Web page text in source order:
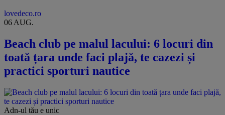
lovedeco.ro
06 AUG.
Beach club pe malul lacului: 6 locuri din
toată țara unde faci plajă, te cazezi și
practici sporturi nautice
Adn-ul tău e unic